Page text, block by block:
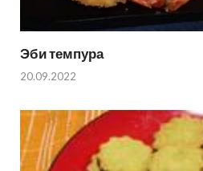
Эби темпура
20.09.2022